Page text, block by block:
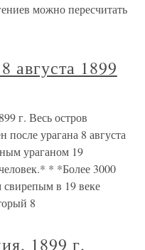
можно пересчитать
1899
г. Весь остров
после урагана 8 августа
ураганом 19
* *Более 3000
в 19 веке
8
1899 г.